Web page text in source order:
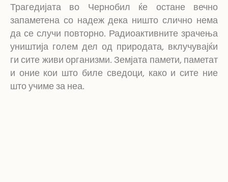
Трагедијата во Чернобил ќе остане вечно
запаметена со надеж дека ништо слично нема
да се случи повторно. Радиоактивните зрачења
уништија голем дел од природата, вклучувајќи
ги сите живи организми. Земјата памети, паметат
и оние кои што биле сведоци, како и сите ние
што учиме за неа.